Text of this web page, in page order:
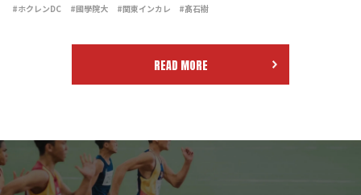
#ホクレンDC #國學院大 #関東インカレ #髙石樹
READ MORE